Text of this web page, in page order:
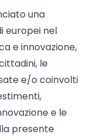
una
europei nel
e innovazione,
le
e/o coinvolti
e le
presente